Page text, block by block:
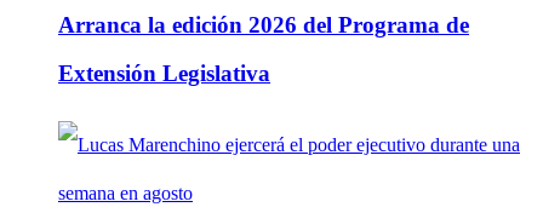
Arranca la edición 2026 del Programa de
Extensión Legislativa